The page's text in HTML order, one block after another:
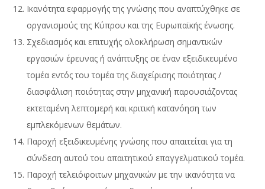
Ικανότητα εφαρμογής της γνώσης που αναπτύχθηκε σε
οργανισμούς της Κύπρου και της Ευρωπαϊκής ένωσης.
Σχεδιασμός και επιτυχής ολοκλήρωση σημαντικών
εργασιών έρευνας ή ανάπτυξης σε έναν εξειδικευμένο
τομέα εντός του τομέα της διαχείρισης ποιότητας /
διασφάλιση ποιότητας στην μηχανική παρουσιάζοντας
εκτεταμένη λεπτομερή και κριτική κατανόηση των
εμπλεκόμενων θεμάτων.
Παροχή εξειδικευμένης γνώσης που απαιτείται για τη
σύνδεση αυτού του απαιτητικού επαγγελματικού τομέα.
Παροχή τελειόφοιτων μηχανικών με την ικανότητα να